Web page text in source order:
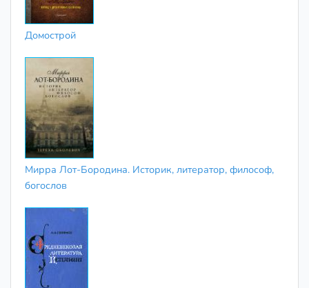
Домострой
Мирра Лот-Бородина. Историк, литератор, философ,
богослов